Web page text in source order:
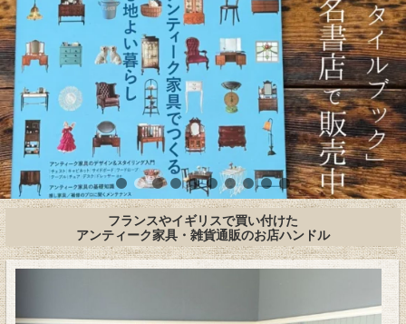
フランスやイギリスで買い付けた
アンティーク家具・雑貨通販のお店ハンドル